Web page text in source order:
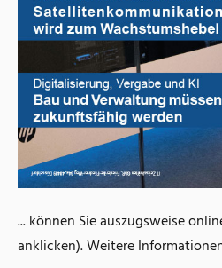
... können Sie auszugsweise
anklicken). Weitere